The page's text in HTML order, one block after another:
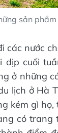
sản
các nước
cuối
ở những
lịch ở Hà
kém gì
có